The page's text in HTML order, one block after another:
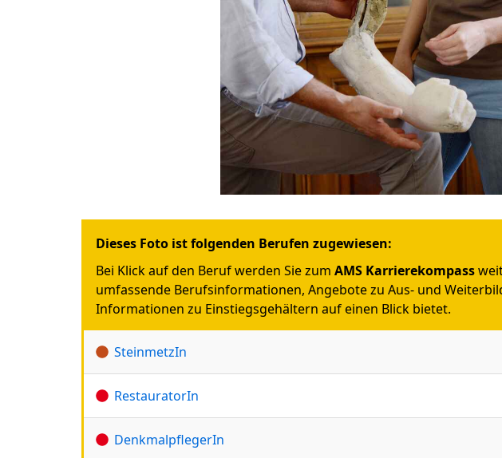
Dieses Foto ist folgenden Berufen zugewiesen:
Bei Klick auf den Beruf werden Sie zum AMS Karrierekompass
umfassende Berufsinformationen, Angebote zu Aus- und
Informationen zu Einstiegsgehältern auf einen Blick bietet.
SteinmetzIn
RestauratorIn
DenkmalpflegerIn